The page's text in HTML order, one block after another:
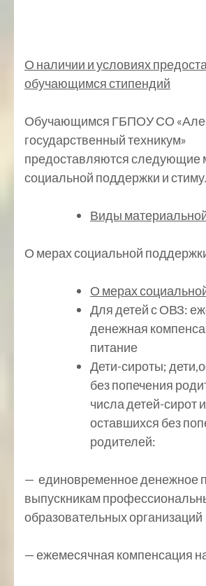
О наличии и условиях
обучающимся стипендий
Обучающимся ГБПОУ СО
государственный техникум»
предоставляются следующие
социальной поддержки и
Виды
О мерах социальной
О мерах
Для детей с ОВЗ:
денежная
питание
Дети-сироты;
без попечения
числа детей-сирот
оставшихся без
родителей:
— единовременное денежное
выпускникам
образовательных организаций
— ежемесячная компенсация